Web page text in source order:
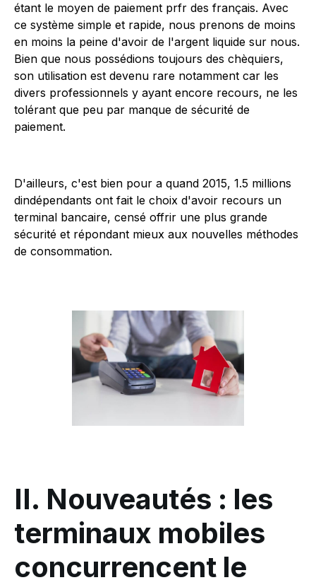
étant le moyen de paiement prfr des français. Avec
ce système simple et rapide, nous prenons de moins
en moins la peine d'avoir de l'argent liquide sur nous.
Bien que nous possédions toujours des chèquiers,
son utilisation est devenu rare notamment car les
divers professionnels y ayant encore recours, ne les
tolérant que peu par manque de sécurité de
paiement.
D'ailleurs, c'est bien pour a quand 2015, 1.5 millions
dindépendants ont fait le choix d'avoir recours un
terminal bancaire, censé offrir une plus grande
sécurité et répondant mieux aux nouvelles méthodes
de consommation.
II. Nouveautés : les
terminaux mobiles
concurrencent le